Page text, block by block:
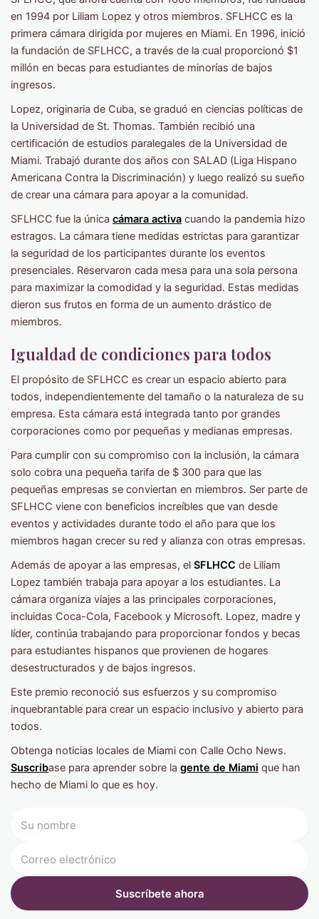
en 1994 por Liliam Lopez y otros miembros. SFLHCC es la
primera cámara dirigida por mujeres en Miami. En 1996, inició
la fundación de SFLHCC, a través de la cual proporcionó $1
millón en becas para estudiantes de minorías de bajos
ingresos.
Lopez, originaria de Cuba, se graduó en ciencias políticas de
la Universidad de St. Thomas. También recibió una
certificación de estudios paralegales de la Universidad de
Miami. Trabajó durante dos años con SALAD (Liga Hispano
Americana Contra la Discriminación) y luego realizó su sueño
de crear una cámara para apoyar a la comunidad.
SFLHCC fue la única cámara activa cuando la pandemia hizo
estragos. La cámara tiene medidas estrictas para garantizar
la seguridad de los participantes durante los eventos
presenciales. Reservaron cada mesa para una sola persona
para maximizar la comodidad y la seguridad. Estas medidas
dieron sus frutos en forma de un aumento drástico de
miembros.
Igualdad de condiciones para todos
El propósito de SFLHCC es crear un espacio abierto para
todos, independientemente del tamaño o la naturaleza de su
empresa. Esta cámara está integrada tanto por grandes
corporaciones como por pequeñas y medianas empresas.
Para cumplir con su compromiso con la inclusión, la cámara
solo cobra una pequeña tarifa de $ 300 para que las
pequeñas empresas se conviertan en miembros. Ser parte de
SFLHCC viene con beneficios increíbles que van desde
eventos y actividades durante todo el año para que los
miembros hagan crecer su red y alianza con otras empresas.
Además de apoyar a las empresas, el SFLHCC de Liliam
Lopez también trabaja para apoyar a los estudiantes. La
cámara organiza viajes a las principales corporaciones,
incluidas Coca-Cola, Facebook y Microsoft. Lopez, madre y
líder, continúa trabajando para proporcionar fondos y becas
para estudiantes hispanos que provienen de hogares
desestructurados y de bajos ingresos.
Este premio reconoció sus esfuerzos y su compromiso
inquebrantable para crear un espacio inclusivo y abierto para
todos.
Obtenga noticias locales de Miami con Calle Ocho News.
Suscribase para aprender sobre la gente de Miami que han
hecho de Miami lo que es hoy.